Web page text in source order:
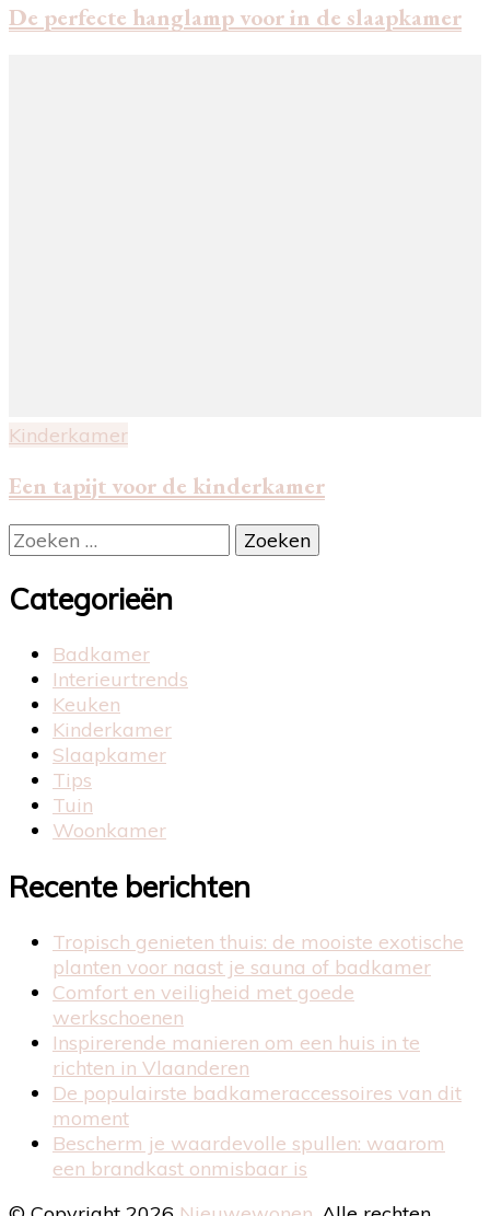
De perfecte hanglamp voor in de slaapkamer
Kinderkamer
Een tapijt voor de kinderkamer
Zoeken
naar:
Categorieën
Badkamer
Interieurtrends
Keuken
Kinderkamer
Slaapkamer
Tips
Tuin
Woonkamer
Recente berichten
Tropisch genieten thuis: de mooiste exotische
planten voor naast je sauna of badkamer
Comfort en veiligheid met goede
werkschoenen
Inspirerende manieren om een huis in te
richten in Vlaanderen
De populairste badkameraccessoires van dit
moment
Bescherm je waardevolle spullen: waarom
een brandkast onmisbaar is